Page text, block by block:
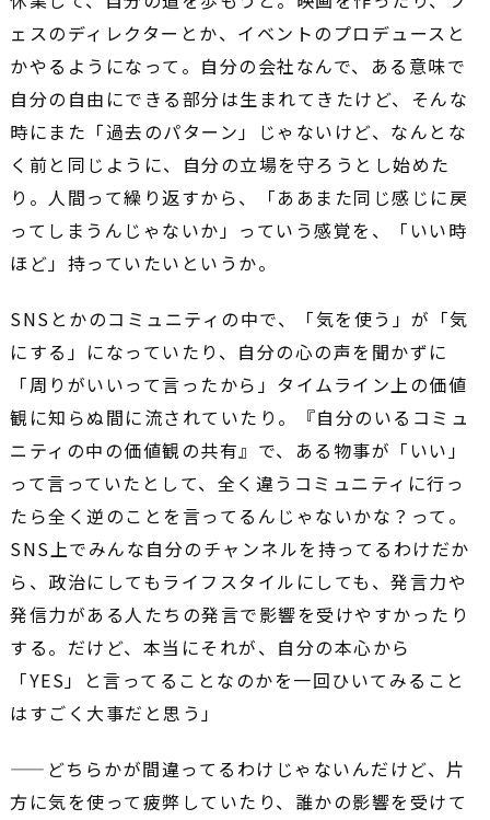
ェスのディレクターとか、イベントのプロデュースと
かやるようになって。自分の会社なんで、ある意味で
自分の自由にできる部分は生まれてきたけど、そんな
時にまた「過去のパターン」じゃないけど、なんとな
く前と同じように、自分の立場を守ろうとし始めた
り。人間って繰り返すから、「ああまた同じ感じに戻
ってしまうんじゃないか」っていう感覚を、「いい時
ほど」持っていたいというか。
SNSとかのコミュニティの中で、「気を使う」が「気
にする」になっていたり、自分の心の声を聞かずに
「周りがいいって言ったから」タイムライン上の価値
観に知らぬ間に流されていたり。『自分のいるコミュ
ニティの中の価値観の共有』で、ある物事が「いい」
って言っていたとして、全く違うコミュニティに行っ
たら全く逆のことを言ってるんじゃないかな？って。
SNS上でみんな自分のチャンネルを持ってるわけだか
ら、政治にしてもライフスタイルにしても、発言力や
発信力がある人たちの発言で影響を受けやすかったり
する。だけど、本当にそれが、自分の本心から
「YES」と言ってることなのかを一回ひいてみること
はすごく大事だと思う」
――どちらかが間違ってるわけじゃないんだけど、片
方に気を使って疲弊していたり、誰かの影響を受けて